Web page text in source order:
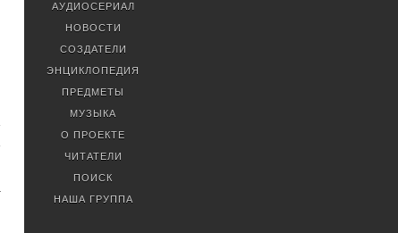
АУДИОСЕРИАЛ
НОВОСТИ
СОЗДАТЕЛИ
ЭНЦИКЛОПЕДИЯ
ПРЕДМЕТЫ
МУЗЫКА
О ПРОЕКТЕ
ЧИТАТЕЛИ
ПОИСК
НАША ГРУППА